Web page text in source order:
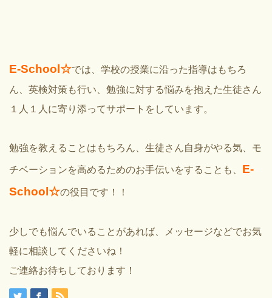
E-School☆では、学校の授業に沿った指導はもちろ
ん、英検対策も行い、勉強に対する悩みを抱えた生徒さん
１人１人に寄り添ってサポートをしています。
勉強を教えることはもちろん、生徒さん自身がやる気、モ
チベーションを高めるためのお手伝いをすることも、 E-
School☆の役目です！！
少しでも悩んでいることがあれば、メッセージなどでお気
軽に相談してくださいね！
ご連絡お待ちしております！